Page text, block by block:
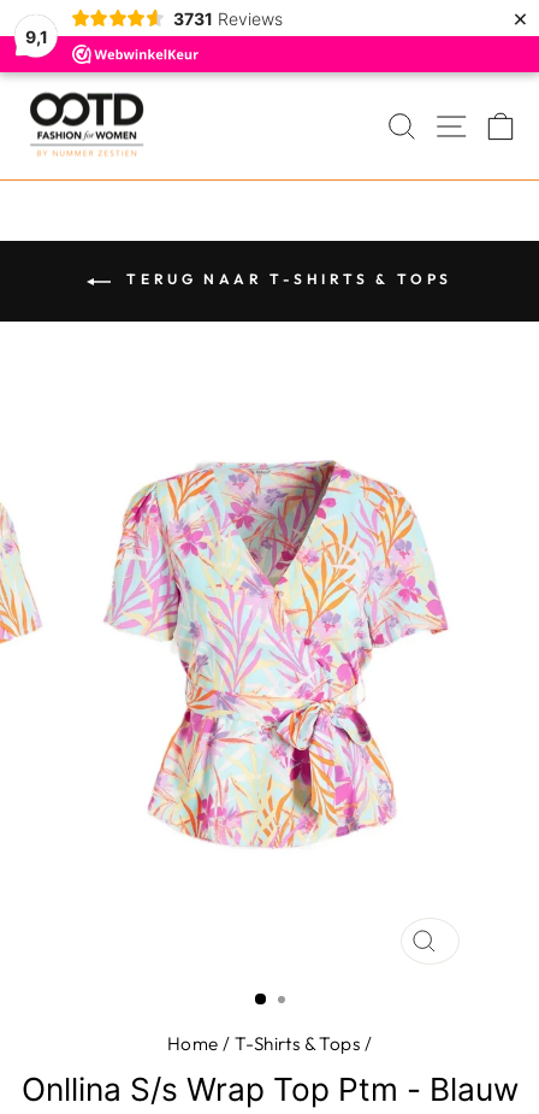
9,1
3731 Reviews ×
Door
naar
ZOEKEN
MENU
TERUG NAAR T-SHIRTS & TOPS
SLUIT
Home / T-Shirts & Tops /
Onllina S/s Wrap Top Ptm - Blauw